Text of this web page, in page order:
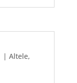
| Altele,